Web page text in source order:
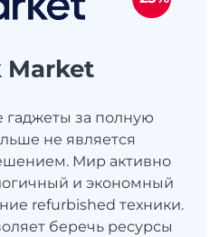
Market
гаджеты за полную
не является
Мир активно
и экономный
refurbished техники.
беречь ресурсы